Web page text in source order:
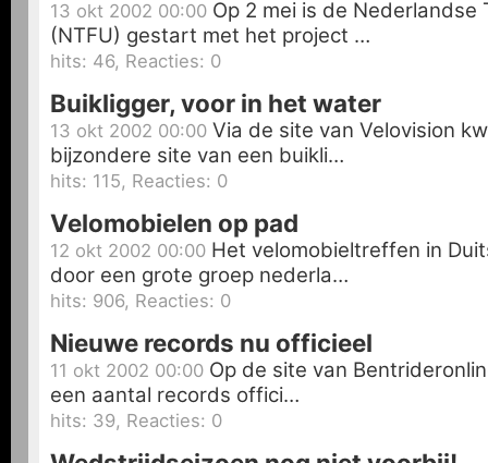
13 okt 2002 00:00 Op 2 mei is de Nederlandse
(NTFU) gestart met het project …
hits: 46, Reacties: 0
Buikligger, voor in het water
13 okt 2002 00:00 Via de site van Velovision
bijzondere site van een buikli…
hits: 115, Reacties: 0
Velomobielen op pad
12 okt 2002 00:00 Het velomobieltreffen in
door een grote groep nederla…
hits: 906, Reacties: 0
Nieuwe records nu officieel
11 okt 2002 00:00 Op de site van
een aantal records offici…
hits: 39, Reacties: 0